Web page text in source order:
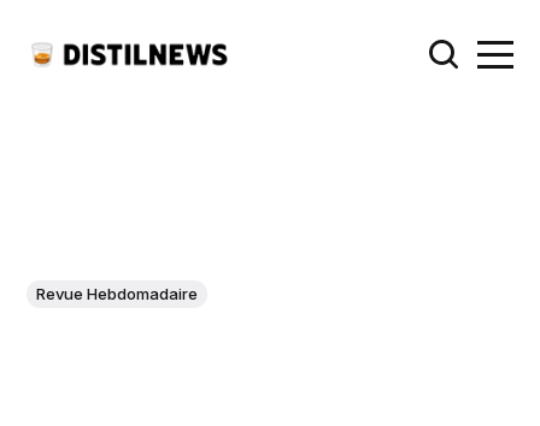
Revue Hebdomadaire